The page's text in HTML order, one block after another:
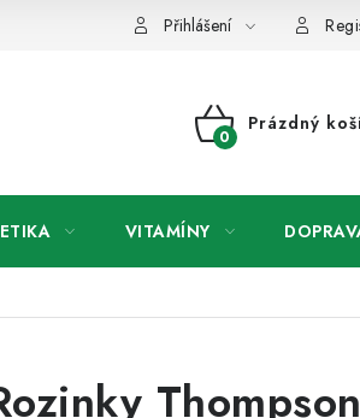
Přihlášení
NÁKUPNÍ
Prázdný
VITAMÍNY
Thompson